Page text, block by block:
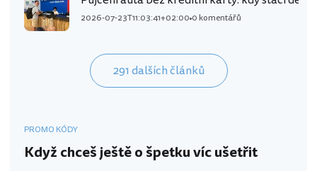
2026-07-23T11:03:41+02:00 0 komentářů
291 dalších článků
PROMO KÓDY
Když chceš ještě o špetku víc ušetřit